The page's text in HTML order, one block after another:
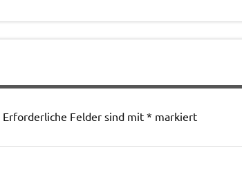
Erforderliche Felder sind mit * markiert